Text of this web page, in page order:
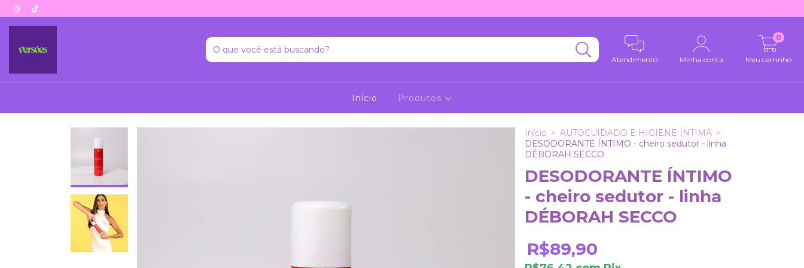
Atendimento Minha conta Meu carrinho
0
Início Produtos
Início > AUTOCUIDADO E HIGIENE ÍNTIMA >
DESODORANTE ÍNTIMO - cheiro sedutor - linha
DÉBORAH SECCO
DESODORANTE ÍNTIMO
- cheiro sedutor - linha
DÉBORAH SECCO
R$89,90